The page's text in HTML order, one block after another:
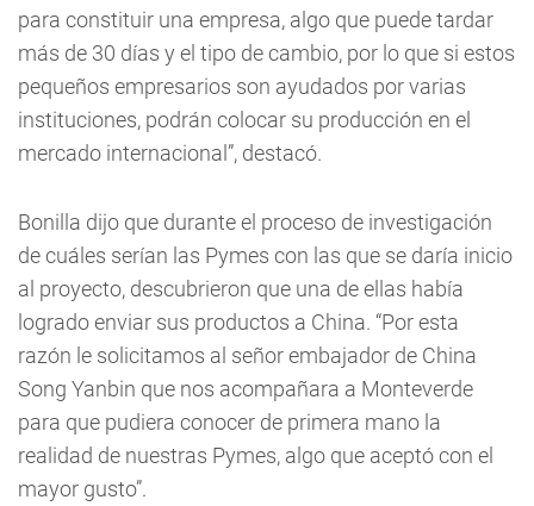
para constituir una empresa, algo que puede tardar
más de 30 días y el tipo de cambio, por lo que si estos
pequeños empresarios son ayudados por varias
instituciones, podrán colocar su producción en el
mercado internacional”, destacó.
Bonilla dijo que durante el proceso de investigación
de cuáles serían las Pymes con las que se daría inicio
al proyecto, descubrieron que una de ellas había
logrado enviar sus productos a China. “Por esta
razón le solicitamos al señor embajador de China
Song Yanbin que nos acompañara a Monteverde
para que pudiera conocer de primera mano la
realidad de nuestras Pymes, algo que aceptó con el
mayor gusto”.